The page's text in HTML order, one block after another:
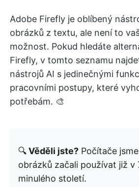
Adobe Firefly je oblíbený
obrázků z textu, ale není to
možnost. Pokud hledáte
Firefly, v tomto seznamu
nástrojů AI s jedinečnými
pracovními postupy, které
potřebám. 🎨
🔍Věděli jste? Počítače
obrázků začali používat již v
minulého století.